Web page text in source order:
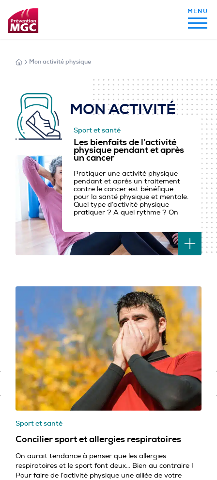
MON ALIMENTATION
MON SOMMEIL
MON ACTIVITÉ PHYSIQUE
MA SANTÉ AU QUOTIDIEN
PROFESSIONNELS DE LA PRÉVENTION
Mon activité physique
MON ACTIVITÉ
PHYSIQUE
Sport et santé
Les bienfaits de l’activité
physique pendant et après
un cancer
Pratiquer une activité physique
pendant et après un traitement
contre le cancer est bénéfique
pour la santé physique et mentale.
Quel type d’activité physique
pratiquer ? A quel rythme ? On
Sport et santé
Concilier sport et allergies respiratoires
On aurait tendance à penser que les allergies
respiratoires et le sport font deux… Bien au contraire !
Pour faire de l’activité physique une alliée de votre